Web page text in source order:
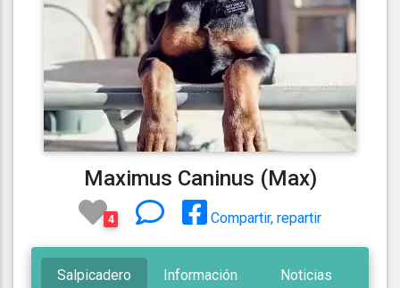
Maximus Caninus (Max)
4 Compartir, repartir
Salpicadero Información Noticias